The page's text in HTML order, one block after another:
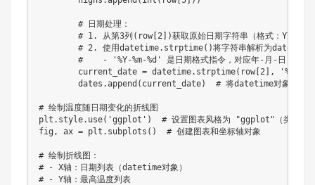
        # 日期处理：
# 1. 从第3列(row[2])获取原始日期字符串（格式：YYYY-
# 2. 使用datetime.strptime()将字符串解析为datetime
        #    - '%Y-%m-%d' 是日期格式指令，对应年-月-日
current_date = datetime.strptime(row[2], '%Y-
dates.append(current_date)  # 将datetime对象存入
# 绘制温度随日期变化的折线图
plt.style.use('ggplot')  # 设置图表风格为 "ggplot"（类似R语
fig, ax = plt.subplots()  # 创建图表和坐标轴对象
# 绘制折线图：
# - X轴：日期列表（datetime对象）
# - Y轴：最高温度列表